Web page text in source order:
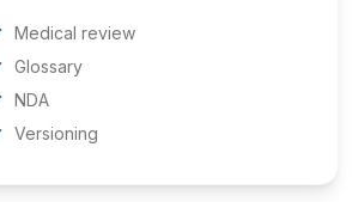
Medical review
Glossary
NDA
Versioning